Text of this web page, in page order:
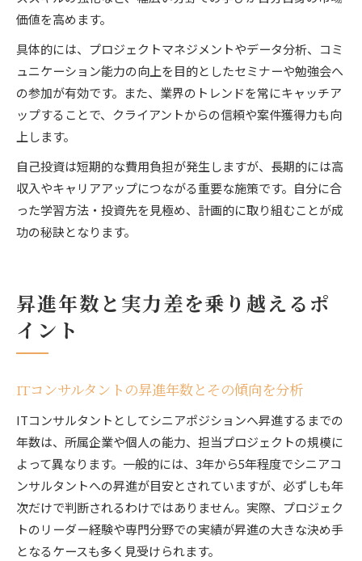
価値を高めます。
具体的には、プロジェクトマネジメントやデータ分析、コミ
ュニケーション能力の向上を目的としたセミナーや勉強会へ
の参加が有効です。また、業界のトレンドを常にキャッチア
ップすることで、クライアントからの信頼や案件獲得力も向
上します。
自己投資は短期的な費用負担が発生しますが、長期的には高
収入やキャリアアップにつながる重要な施策です。自分に合
った学習方法・投資先を見極め、計画的に取り組むことが成
功の秘訣となります。
昇進年数と実力差を乗り越えるポ
イント
ITコンサルタントの昇進年数とその傾向を分析
ITコンサルタントとしてシニアポジションへ昇進するまでの
年数は、所属企業や個人の能力、担当プロジェクトの規模に
よって異なります。一般的には、3年から5年程度でシニアコ
ンサルタントへの昇進が目安とされていますが、必ずしも年
次だけで判断されるわけではありません。実際、プロジェク
トのリーダー経験や専門分野での実績が昇進の大きな決め手
となるケースも多く見受けられます。